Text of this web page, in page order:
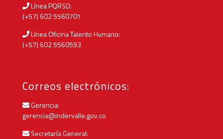
Línea PQRSD:
(+57) 602 5560701
Línea Oficina Talento Humano:
(+57) 602 5560593
Correos electrónicos:
Gerencia:
gerencia@indervalle.gov.co
Secretaría General: